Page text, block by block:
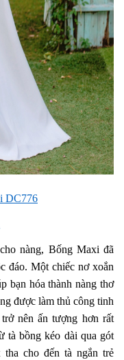
DC776
nàng, Bống Maxi đã
đáo. Một chiếc nơ xoắn
bạn hóa thành nàng thơ
được làm thủ công tinh
nên ấn tượng hơn rất
tà bồng kéo dài qua gót
cho đến tà ngắn trẻ